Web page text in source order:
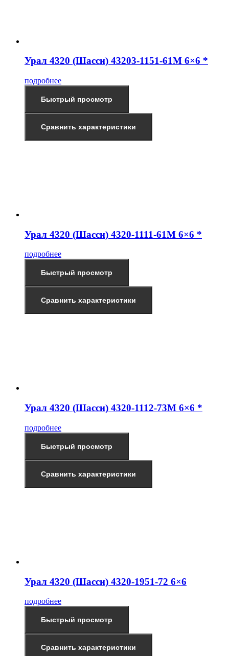
Урал 4320 (Шасси) 43203-1151-61М 6×6 *
подробнее
Быстрый просмотр
Сравнить характеристики
Урал 4320 (Шасси) 4320-1111-61М 6×6 *
подробнее
Быстрый просмотр
Сравнить характеристики
Урал 4320 (Шасси) 4320-1112-73М 6×6 *
подробнее
Быстрый просмотр
Сравнить характеристики
Урал 4320 (Шасси) 4320-1951-72 6×6
подробнее
Быстрый просмотр
Сравнить характеристики